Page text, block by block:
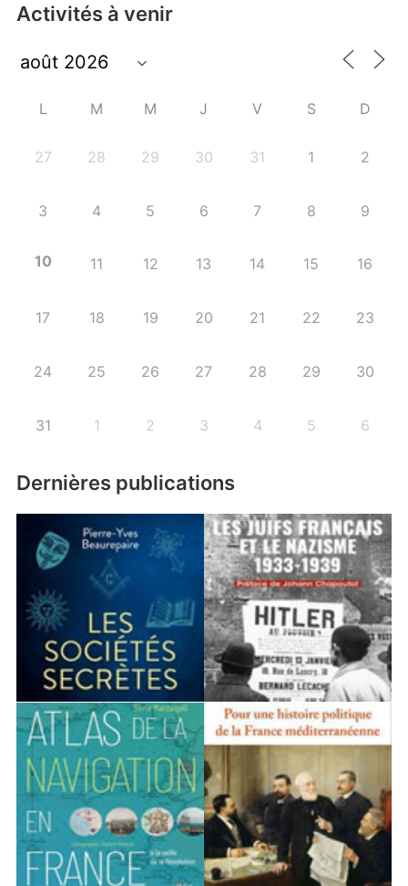
Activités à venir
L M M J V S D
27 28 29 30 31 1 2
3 4 5 6 7 8 9
10 11 12 13 14 15 16
17 18 19 20 21 22 23
24 25 26 27 28 29 30
31 1 2 3 4 5 6
Dernières publications